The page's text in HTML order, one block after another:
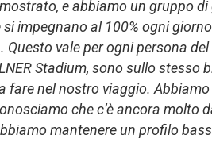
e abbiamo un gruppo
impegnano al 100% ogni
vale per ogni persona del
Stadium, sono sullo stesso
fare nel nostro viaggio.
che c’è ancora molto
mantenere un profilo